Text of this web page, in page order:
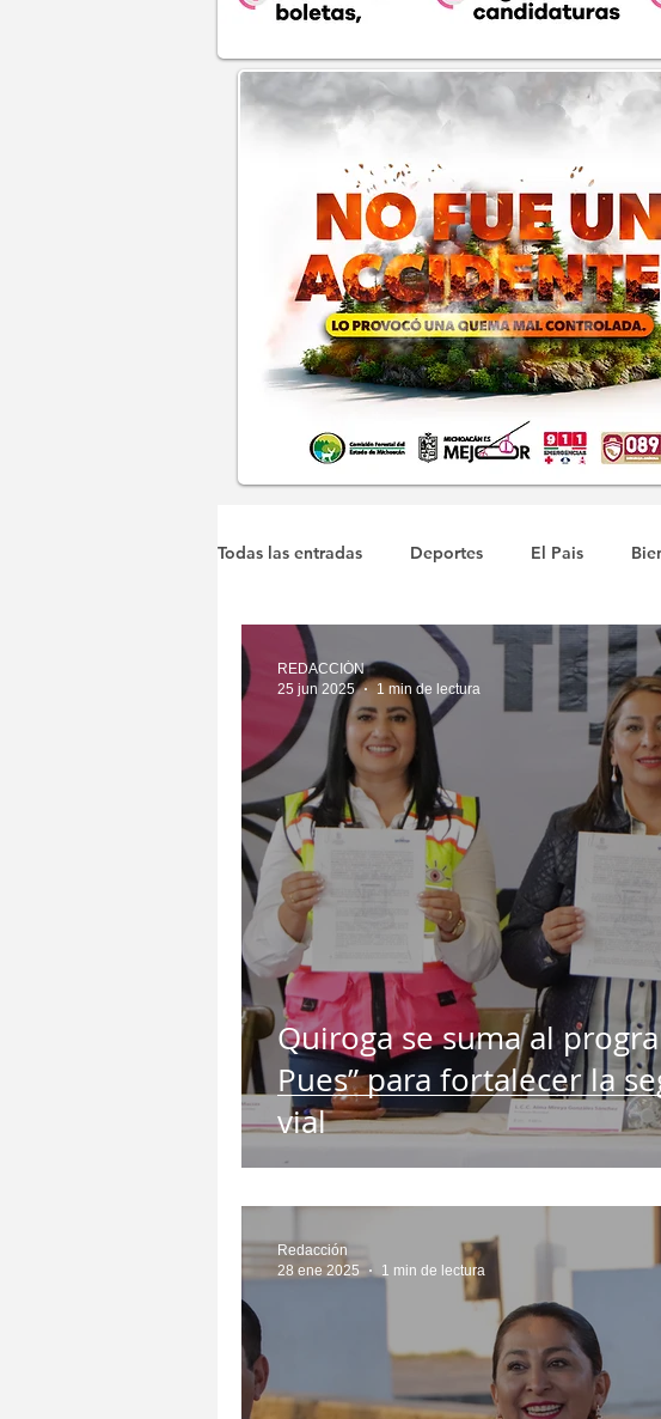
Todas las entradas Deportes El Pais
Michoacán Municipales COVID-19
Quiroga se suma al
Pues” para fortalecer la
vial
REDACCIÓN
25 jun 2025
1 min de lectura
Redacción
28 ene 2025
1 min de lectura